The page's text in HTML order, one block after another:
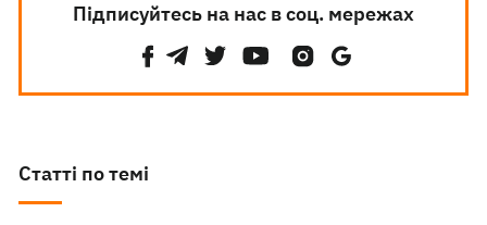
Підписуйтесь на нас в соц. мережах
Статті по темі